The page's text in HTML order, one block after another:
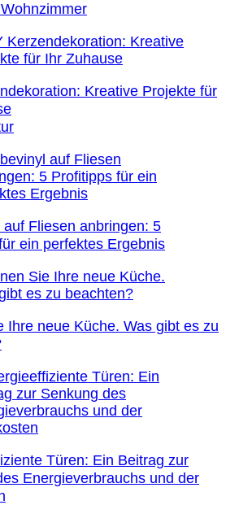
Kreative Projekte für
auf Fliesen anbringen: 5
ein perfektes Ergebnis
Ihre neue Küche. Was gibt es zu
Türen: Ein Beitrag zur
Energieverbrauchs und der